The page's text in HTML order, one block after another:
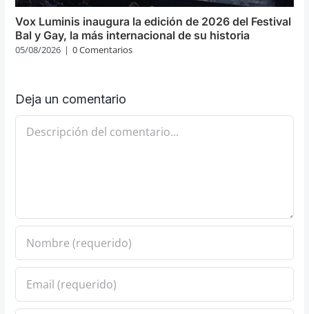
Vox Luminis inaugura la edición de 2026 del Festival
Bal y Gay, la más internacional de su historia
05/08/2026 | 0 Comentarios
Deja un comentario
Comentario